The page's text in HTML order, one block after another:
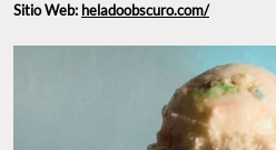
Sitio Web: heladoobscuro.com/